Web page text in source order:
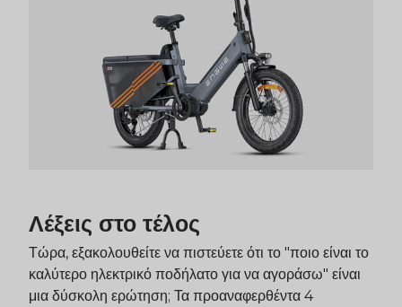
Λέξεις στο τέλος
Τώρα, εξακολουθείτε να πιστεύετε ότι το "ποιο είναι το
καλύτερο ηλεκτρικό ποδήλατο για να αγοράσω" είναι
μια δύσκολη ερώτηση; Τα προαναφερθέντα 4